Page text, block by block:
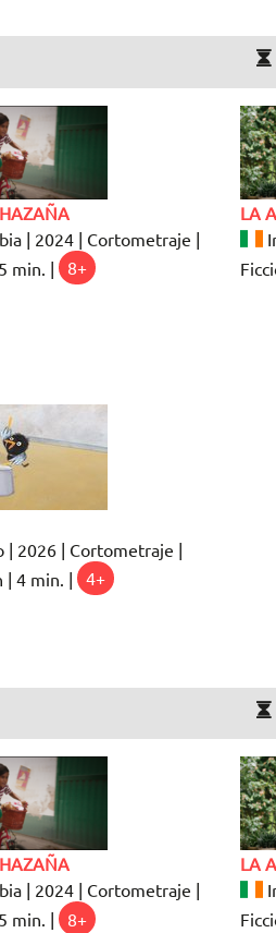
| 2024 | Cortometraje |
min. |
8+
LA
| 2026 | Cortometraje |
| 4 min. |
4+
| 2024 | Cortometraje |
min. |
8+
LA